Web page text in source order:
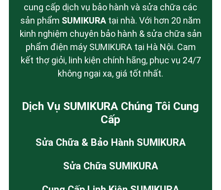
cung cấp dịch vụ bảo hành và sửa chữa các
sản phẩm SUMIKURA tại nhà. Với hơn 20 năm
kinh nghiệm chuyên bảo hành & sửa chữa sản
phẩm điện máy SUMIKURA tại Hà Nội. Cam
kết thợ giỏi, linh kiện chính hãng, phục vụ 24/7
không ngại xa, giá tốt nhất.
Dịch Vụ SUMIKURA Chúng Tôi Cung
Cấp
Sửa Chữa & Bảo Hành SUMIKURA
Sửa Chữa SUMIKURA